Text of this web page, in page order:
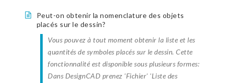
Peut-on obtenir la nomenclature des objets
placés sur le dessin?
Vous pouvez à tout moment obtenir la liste et les
quantités de symboles placés sur le dessin. Cette
fonctionnalité est disponible sous plusieurs formes:
Dans DesignCAD prenez 'Fichier' 'Liste des